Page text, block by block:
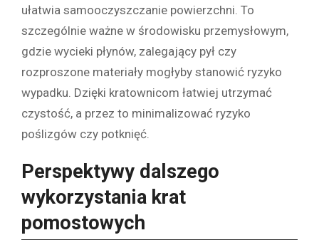
ułatwia samooczyszczanie powierzchni. To
szczególnie ważne w środowisku przemysłowym,
gdzie wycieki płynów, zalegający pył czy
rozproszone materiały mogłyby stanowić ryzyko
wypadku. Dzięki kratownicom łatwiej utrzymać
czystość, a przez to minimalizować ryzyko
poślizgów czy potknięć.
Perspektywy dalszego
wykorzystania krat
pomostowych